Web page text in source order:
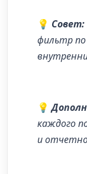
💡 Совет:
фильтр
💡
каждого
и